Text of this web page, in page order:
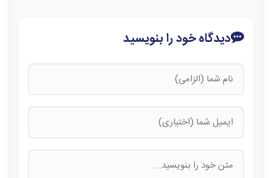
دیدگاه خود را بنویسید